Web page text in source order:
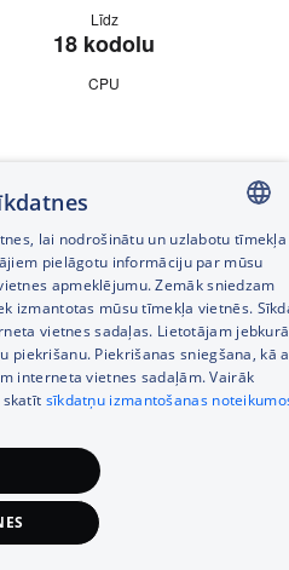
Līdz
18 kodolu
CPU
20 kodolu
GPU
Līdz
48GB
vienotās atmiņas
Līdz
4TB
datu glabāšanai
40
GPU
Līdz
128
vienotās
LATVIAN
RUSSIAN
ENGLISH
lai nodrošinātu un uzlabotu tīmekļa
pielāgotu informāciju par mūsu
apmeklējumu. Zemāk sniedzam
izmantotas mūsu tīmekļa vietnēs.
vietnes sadaļas. Lietotājam
Piekrišanas sniegšana, kā
interneta vietnes sadaļām. Vairāk
sīkdatņu izmantošanas